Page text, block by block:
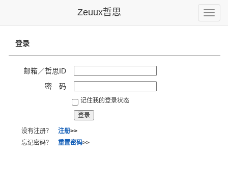
Toggle
Zeuux哲思
登录
邮箱／哲思ID
密 码
记住我的登录状态
没有注册？ 注册>>
忘记密码？ 重置密码>>